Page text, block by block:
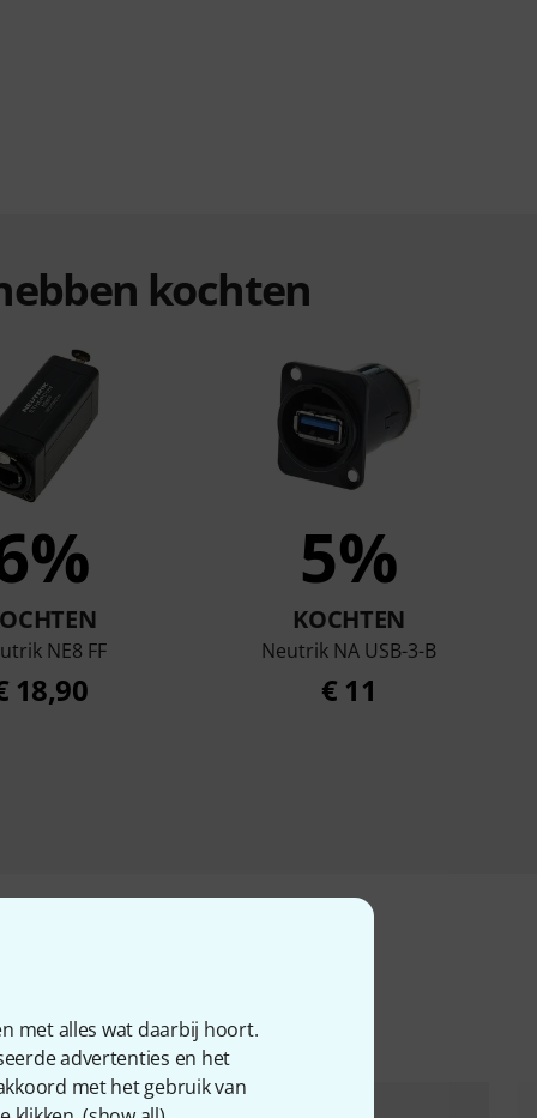
met alles wat daarbij hoort.
advertenties en het
met het gebruik van
kochten
NE8 FF
18,90
5%
KOCHTEN
Neutrik NA USB-3-B
€ 11